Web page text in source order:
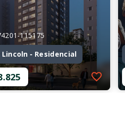
115175
Lincoln - Residencial